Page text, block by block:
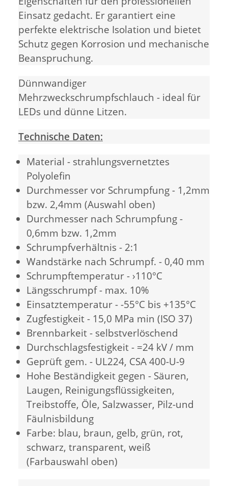
Einsatz gedacht. Er garantiert eine
perfekte elektrische Isolation und bietet
Schutz gegen Korrosion und mechanische
Beanspruchung.
Dünnwandiger
Mehrzweckschrumpfschlauch - ideal für
LEDs und dünne Litzen.
Technische Daten:
Material - strahlungsvernetztes
Polyolefin
Durchmesser vor Schrumpfung - 1,2mm
bzw. 2,4mm (Auswahl oben)
Durchmesser nach Schrumpfung -
0,6mm bzw. 1,2mm
Schrumpfverhältnis - 2:1
Wandstärke nach Schrumpf. - 0,40 mm
Schrumpftemperatur - ›110°C
Längsschrumpf - max. 10%
Einsatztemperatur - -55°C bis +135°C
Zugfestigkeit - 15,0 MPa min (ISO 37)
Brennbarkeit - selbstverlöschend
Durchschlagsfestigkeit - =24 kV / mm
Geprüft gem. - UL224, CSA 400-U-9
Hohe Beständigkeit gegen - Säuren,
Laugen, Reinigungsflüssigkeiten,
Treibstoffe, Öle, Salzwasser, Pilz-und
Fäulnisbildung
Farbe: blau, braun, gelb, grün, rot,
schwarz, transparent, weiß
(Farbauswahl oben)